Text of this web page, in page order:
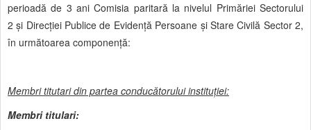
perioadă de 3 ani Comisia paritară la nivelul Primăriei Sectorului
2 și Direcției Publice de Evidență Persoane și Stare Civilă Sector 2,
în următoarea componență:
Membri titutari din partea conducătorului instituției:
Membri titulari: